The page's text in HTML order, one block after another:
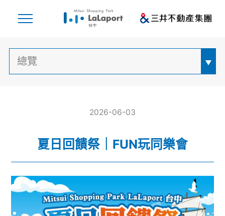
2026-06-03
夏日回饋祭｜FUN玩同樂會